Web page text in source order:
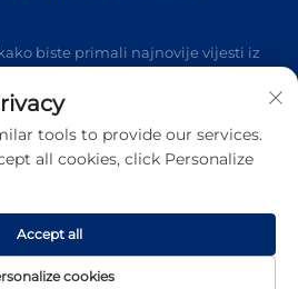
biste primali najnovije vijesti iz
Pretplati se
Tyhe Motor Co.,ltd. Sva prava
tools to provide our services.
all cookies, click Personalize
cookies
Accept all